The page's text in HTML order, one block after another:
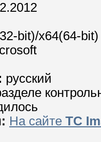
bit)/x64(64-bit)
русский
На сайте TC